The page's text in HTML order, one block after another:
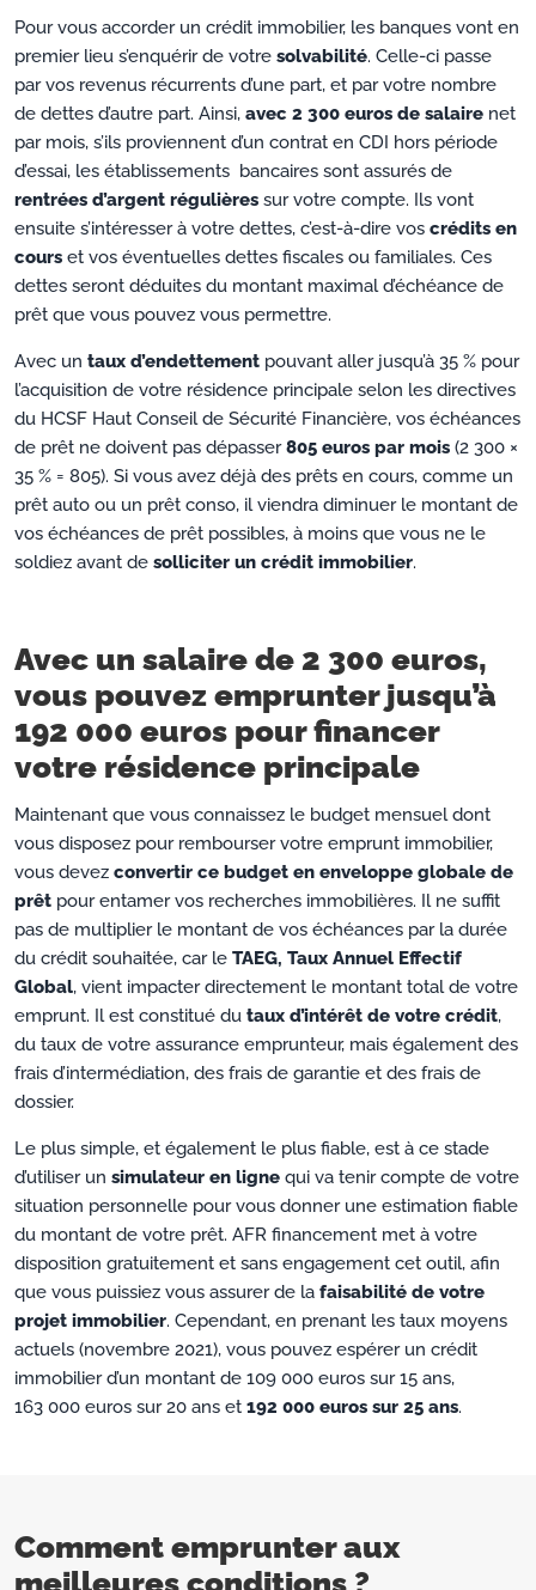
Pour vous accorder un crédit immobilier, les banques vont en
premier lieu s’enquérir de votre solvabilité. Celle-ci passe
par vos revenus récurrents d’une part, et par votre nombre
de dettes d’autre part. Ainsi, avec 2 300 euros de salaire net
par mois, s’ils proviennent d’un contrat en CDI hors période
d’essai, les établissements bancaires sont assurés de
rentrées d’argent régulières sur votre compte. Ils vont
ensuite s’intéresser à votre dettes, c’est-à-dire vos crédits en
cours et vos éventuelles dettes fiscales ou familiales. Ces
dettes seront déduites du montant maximal d’échéance de
prêt que vous pouvez vous permettre.
Avec un taux d’endettement pouvant aller jusqu’à 35 % pour
l’acquisition de votre résidence principale selon les directives
du HCSF Haut Conseil de Sécurité Financière, vos échéances
de prêt ne doivent pas dépasser805 euros par mois (2 300 ×
35 % = 805). Si vous avez déjà des prêts en cours, comme un
prêt auto ou un prêt conso, il viendra diminuer le montant de
vos échéances de prêt possibles, à moins que vous ne le
soldiez avant de solliciter un crédit immobilier.
Avec un salaire de 2 300 euros,
vous pouvez emprunter jusqu’à
192 000 euros pour financer
votre résidence principale
Maintenant que vous connaissez le budget mensuel dont
vous disposez pour rembourser votre emprunt immobilier,
vous devez convertir ce budget en enveloppe globale de
prêt pour entamer vos recherches immobilières. Il ne suffit
pas de multiplier le montant de vos échéances par la durée
du crédit souhaitée, car le TAEG, Taux Annuel Effectif
Global, vient impacter directement le montant total de votre
emprunt. Il est constitué du taux d’intérêt de votre crédit,
du taux de votre assurance emprunteur, mais également des
frais d’intermédiation, des frais de garantie et des frais de
dossier.
Le plus simple, et également le plus fiable, est à ce stade
d’utiliser un simulateur en ligne qui va tenir compte de votre
situation personnelle pour vous donner une estimation fiable
du montant de votre prêt. AFR financement met à votre
disposition gratuitement et sans engagement cet outil, afin
que vous puissiez vous assurer de la faisabilité de votre
projet immobilier. Cependant, en prenant les taux moyens
actuels (novembre 2021), vous pouvez espérer un crédit
immobilier d’un montant de 109 000 euros sur 15 ans,
163 000 euros sur 20 ans et 192 000 euros sur 25 ans.
Comment emprunter aux